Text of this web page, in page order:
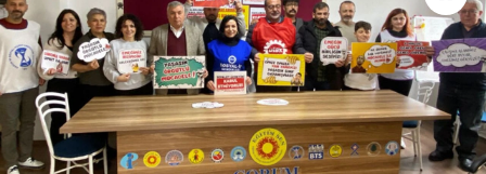
AKTÜEL
EĞİTİM
İLÇELER
Son Dakika Haberleri
Haber Arşivi